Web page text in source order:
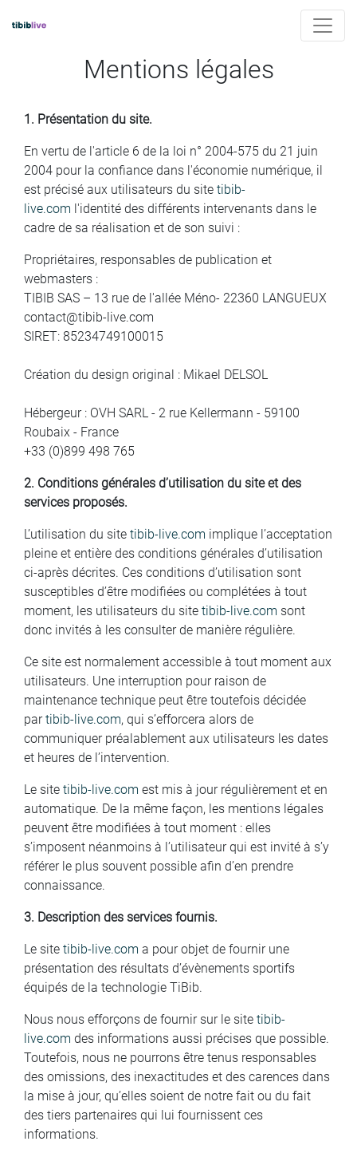
Mentions légales
1. Présentation du site.
En vertu de l'article 6 de la loi n° 2004-575 du 21 juin
2004 pour la confiance dans l'économie numérique, il
est précisé aux utilisateurs du site tibib-
live.com l'identité des différents intervenants dans le
cadre de sa réalisation et de son suivi :
Propriétaires, responsables de publication et
webmasters :
TIBIB SAS – 13 rue de l'allée Méno- 22360 LANGUEUX
contact@tibib-live.com
SIRET: 85234749100015
Création du design original : Mikael DELSOL
Hébergeur : OVH SARL - 2 rue Kellermann - 59100
Roubaix - France
+33 (0)899 498 765
2. Conditions générales d’utilisation du site et des
services proposés.
L’utilisation du site tibib-live.com implique l’acceptation
pleine et entière des conditions générales d’utilisation
ci-après décrites. Ces conditions d’utilisation sont
susceptibles d’être modifiées ou complétées à tout
moment, les utilisateurs du site tibib-live.com sont
donc invités à les consulter de manière régulière.
Ce site est normalement accessible à tout moment aux
utilisateurs. Une interruption pour raison de
maintenance technique peut être toutefois décidée
partibib-live.com, qui s’efforcera alors de
communiquer préalablement aux utilisateurs les dates
et heures de l’intervention.
Le site tibib-live.com est mis à jour régulièrement et en
automatique. De la même façon, les mentions légales
peuvent être modifiées à tout moment : elles
s’imposent néanmoins à l’utilisateur qui est invité à s’y
référer le plus souvent possible afin d’en prendre
connaissance.
3. Description des services fournis.
Le site tibib-live.com a pour objet de fournir une
présentation des résultats d’évènements sportifs
équipés de la technologie TiBib.
Nous nous efforçons de fournir sur le site tibib-
live.com des informations aussi précises que possible.
Toutefois, nous ne pourrons être tenus responsables
des omissions, des inexactitudes et des carences dans
la mise à jour, qu’elles soient de notre fait ou du fait
des tiers partenaires qui lui fournissent ces
informations.